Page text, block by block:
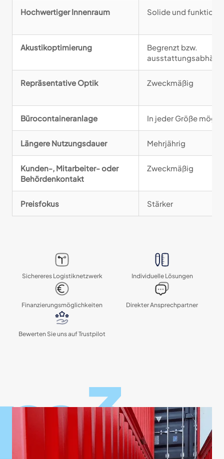
Hochwertiger Innenraum Solide und funktional
Akustikoptimierung
Begrenzt bzw.
Repräsentative Optik Zweckmäßig
Bürocontaineranlage In jeder Größe
Längere Nutzungsdauer Mehrjährig
Kunden-, Mitarbeiter- oder
Behördenkontakt
Zweckmäßig
Preisfokus Stärker
Sichereres Logistik­netzwerk Individuelle Lösungen
Finanzierungs­möglichkeiten Direkter Ansprechpartner
Bewerten Sie uns auf Trustpilot